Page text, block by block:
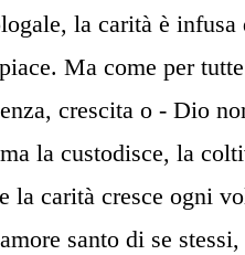
la carità è
Ma come per
crescita o - Dio
la custodisce, la
la carità cresce ogni
santo di se